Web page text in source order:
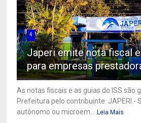
4
Japeri emite nota fiscal
para empresas
As notas fiscais e as guias do ISS são
Prefeitura pelo contribuinte JAPERI -
autônomo ou microem...
Leia Mais